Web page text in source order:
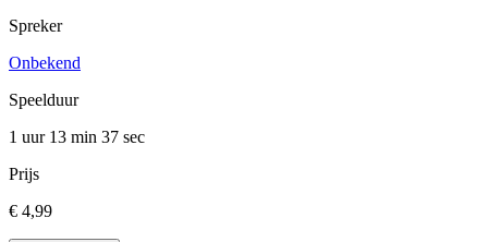
Spreker
Onbekend
Speelduur
1 uur 13 min 37 sec
Prijs
€ 4,99